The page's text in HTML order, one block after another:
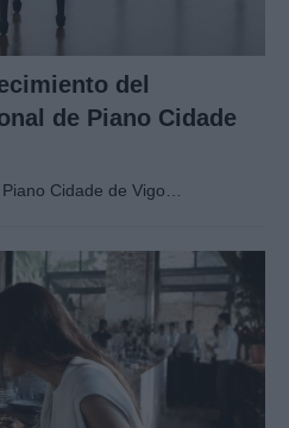
del
de Piano Cidade
Cidade de Vigo…